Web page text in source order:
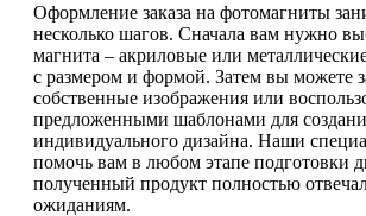
Оформление заказа на фотомагниты
несколько шагов. Сначала вам нужно
магнита – акриловые или
с размером и формой. Затем вы можете
собственные изображения или
предложенными шаблонами для
индивидуального дизайна. Наши
помочь вам в любом этапе подготовки
полученный продукт полностью
ожиданиям.